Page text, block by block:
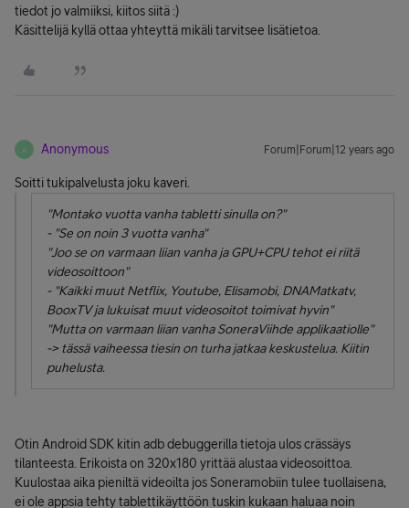
tiedot jo valmiiksi, kiitos siitä :)
Käsittelijä kyllä ottaa yhteyttä mikäli tarvitsee lisätietoa.
A Anonymous Forum|Forum|12 years ago
Soitti tukipalvelusta joku kaveri.
"Montako vuotta vanha tabletti sinulla on?"
- "Se on noin 3 vuotta vanha"
"Joo se on varmaan liian vanha ja GPU+CPU tehot ei riitä
videosoittoon"
- "Kaikki muut Netflix, Youtube, Elisamobi, DNAMatkatv,
BooxTV ja lukuisat muut videosoitot toimivat hyvin"
"Mutta on varmaan liian vanha SoneraViihde applikaatiolle"
-> tässä vaiheessa tiesin on turha jatkaa keskustelua. Kiitin
puhelusta.
Otin Android SDK kitin adb debuggerilla tietoja ulos crässäys
tilanteesta. Erikoista on 320x180 yrittää alustaa videosoittoa.
Kuulostaa aika pieniltä videoilta jos Soneramobiin tulee tuollaisena,
ei ole appsia tehty tablettikäyttöön tuskin kukaan haluaa noin